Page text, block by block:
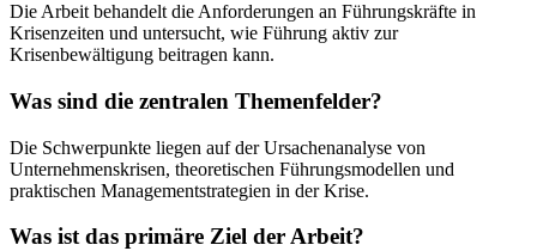
Die Arbeit behandelt die Anforderungen an Führungskräfte in
Krisenzeiten und untersucht, wie Führung aktiv zur
Krisenbewältigung beitragen kann.
Was sind die zentralen Themenfelder?
Die Schwerpunkte liegen auf der Ursachenanalyse von
Unternehmenskrisen, theoretischen Führungsmodellen und
praktischen Managementstrategien in der Krise.
Was ist das primäre Ziel der Arbeit?